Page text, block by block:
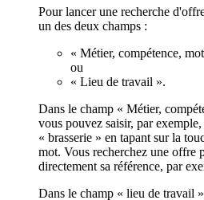
Pour lancer une recherche
un des deux champs :
« Métier, compétence,
ou
« Lieu de travail ».
Dans le champ « Métier,
vous pouvez saisir, par
« brasserie » en tapant sur la
mot. Vous recherchez une offre
directement sa référence, par
Dans le champ « lieu de travail